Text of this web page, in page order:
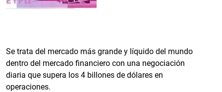
Se trata del mercado más grande y líquido del mundo
dentro del mercado financiero con una negociación
diaria que supera los 4 billones de dólares en
operaciones.